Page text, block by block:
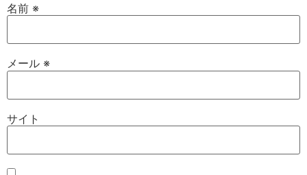
名前 ※
メール ※
サイト